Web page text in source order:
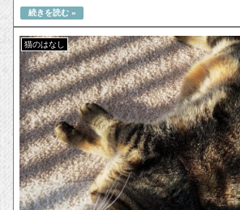
猫のはなし